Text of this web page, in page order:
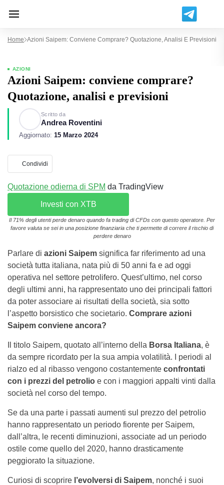
Home Azioni Saipem: Conviene Comprare? Quotazione, Analisi E Previsioni
AZIONI
Azioni Saipem: conviene comprare?
Quotazione, analisi e previsioni
Scritto da
Andrea Roventini
Aggiornato: 15 Marzo 2024
Condividi
Quotazione odierna di SPM da TradingView
Investi con XTB
Il 71% degli utenti perde denaro quando fa trading di CFDs con questo operatore. Per
favore valuta se sei in una posizione finanziaria che ti permette di correre il rischio di
perdere denaro
Parlare di azioni Saipem significa far riferimento ad una
società tutta italiana, nata più di 50 anni fa e ad oggi
operativa nel settore petrolifero. Quest’ultimo, nel corso
degli ultimi anni, ha rappresentato uno dei principali fattori
da poter associare ai risultati della società, sia sotto
l’aspetto borsistico che societario. Comprare azioni
Saipem conviene ancora?
Il titolo Saipem, quotato all’interno della Borsa Italiana, è
da sempre ricordato per la sua ampia volatilità. I periodi al
rialzo ed al ribasso vengono costantemente confrontati
con i prezzi del petrolio e con i maggiori appalti vinti dalla
società nel corso del tempo.
Se da una parte i passati aumenti sul prezzo del petrolio
hanno rappresentato un periodo fiorente per Saipem,
dall’altra, le recenti diminuzioni, associate ad un periodo
ostile come quello del 2020, hanno drasticamente
peggiorato la situazione.
Curiosi di scoprire l’evolversi di Saipem, nonché i suoi